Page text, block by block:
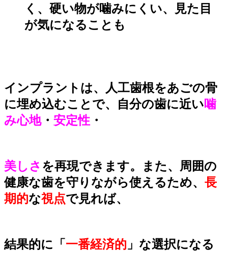
く、硬い物が噛みにくい、見た目
が気になることも
インプラントは、人工歯根をあごの骨
に埋め込むことで、自分の歯に近い噛
み心地・ 安定性 ・
美しさ を再現できます。また、周囲の
健康な歯を守りながら使えるため、 長
期的な視点で見れば、
結果的に「 一番経済的 」な選択になる